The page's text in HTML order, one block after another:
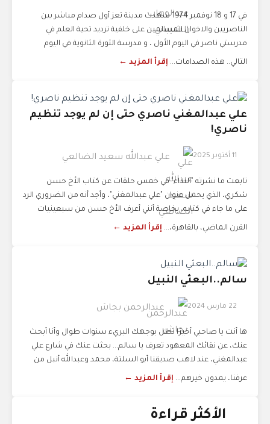
في 17 و 18 نوفمبر 1974 شهدت مدينة تعز أول صدام مباشر بين
الناصريين والاخوان المسلمين على خلفية ترديد تحية العلم في
مدرستي ناصر في اليوم الأول ، و مدرسة الثورة الثانوية في اليوم
التالي.. هذه الصدامات... إقرأ المزيد ←
علي عبدالمغني ناصري حتى إن لم يوجد تنظيم
ناصري!
11 أكتوبر 2025 علي عبدالله سعيد الضالعي
تابعت ما نشرته "النداء" في خمس حلقات عن كتاب الأخ حسن
شكري، الذي يحمل عنوان "علي عبدالمغني"، وأجد أنه من الضروري الرد
على ما جاء في كتابه، بخاصة أنني أعرف الأخ حسن من سبعينيات
القرن الماضي، بالقاهرة،... إقرأ المزيد ←
سالم..البعثي النبيل
22 مارس 2024 عبدالرحمن بجاش
ها أنت يا صاحبي أخيرًا تطل بوجهك البريء سنوات طوال وأنا أبحث
عنك، عن نقائك المعهود تعرف يا سالم... بحثت عنك في شارع علي
عبدالمغني، عند لاهب صديقنا أبو السلتة، محمد وعبدالله أنبل من
عرفنا، يمدون خيرهم... إقرأ المزيد ←
الأكثر قراءة